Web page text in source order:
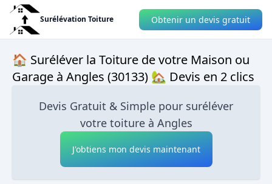
Surélévation Toiture Obtenir un devis gratuit
🏠 Suréléver la Toiture de votre Maison ou
Garage à Angles (30133) 🏡 Devis en 2 clics
Devis Gratuit & Simple pour suréléver
votre toiture à Angles
J'obtiens mon devis maintenant